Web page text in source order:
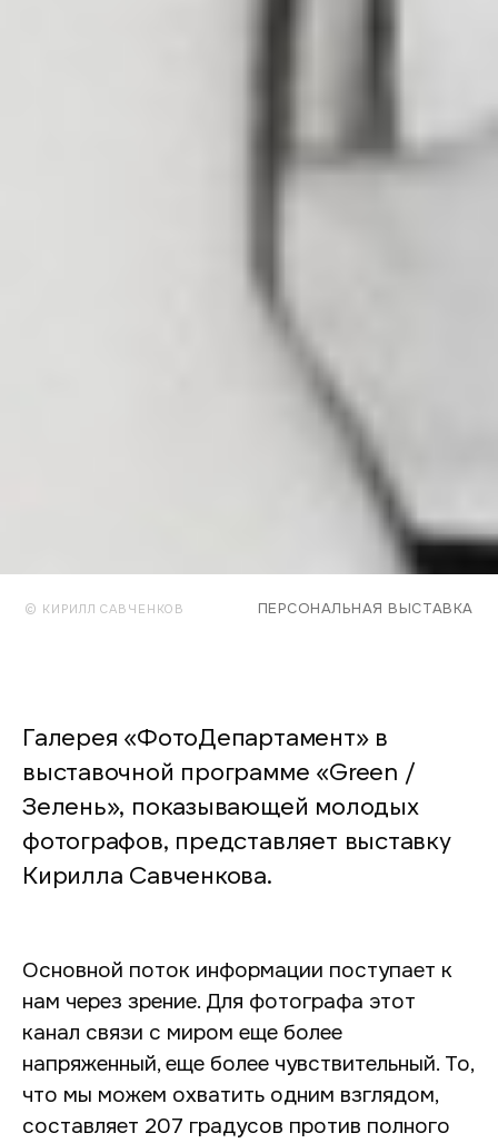
© КИРИЛЛ САВЧЕНКОВ ПЕРСОНАЛЬНАЯ ВЫСТАВКА
Галерея «ФотоДепартамент» в
выставочной программе «Green /
Зелень», показывающей молодых
фотографов, представляет выставку
Кирилла Савченкова.
Основной поток информации поступает к
нам через зрение. Для фотографа этот
канал связи с миром еще более
напряженный, еще более чувствительный. То,
что мы можем охватить одним взглядом,
составляет 207 градусов против полного